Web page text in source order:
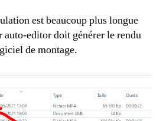
est beaucoup plus longue
auto-editor doit générer le rendu
de montage.